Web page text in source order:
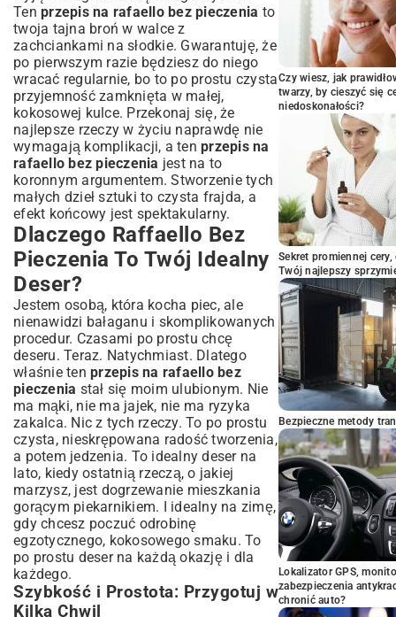
Sekretne Triki i Wskazówki Mistrza
Kuchni
Jak Osiągnąć Idealną Konsystencję?
Pomysły na Urozmaicenie Smaku Raffaello
Unikaj Typowych Błędów: Poradnik dla
Początkujących
Przechowywanie i Eleganckie
Serwowanie Raffaello
Jak Długo Zachować Świeżość Deseru?
Inspiracje na Podanie Raffaello Gościom
Raffaello Bez Pieczenia w Świecie
Deserów
Porównanie z Innymi Ciastami Bez
Pieczenia
Dlaczego Warto Wybrać Akurat Ten
Przepis?
Podsumowanie: Ciesz Się Smakiem
Domowego Raffaello!
Ten przepis na rafaello bez pieczenia to
twoja tajna broń w walce z
zachciankami na słodkie. Gwarantuję, że
po pierwszym razie będziesz do niego
wracać regularnie, bo to po prostu czysta
przyjemność zamknięta w małej,
kokosowej kulce. Przekonaj się, że
najlepsze rzeczy w życiu naprawdę nie
wymagają komplikacji, a ten przepis na
rafaello bez pieczenia jest na to
koronnym argumentem. Stworzenie tych
małych dzieł sztuki to czysta frajda, a
efekt końcowy jest spektakularny.
Dlaczego Raffaello Bez
Pieczenia To Twój Idealny
Deser?
Jestem osobą, która kocha piec, ale
nienawidzi bałaganu i skomplikowanych
procedur. Czasami po prostu chcę
deseru. Teraz. Natychmiast. Dlatego
właśnie ten przepis na rafaello bez
pieczenia stał się moim ulubionym. Nie
ma mąki, nie ma jajek, nie ma ryzyka
zakalca. Nic z tych rzeczy. To po prostu
czysta, nieskrępowana radość tworzenia,
a potem jedzenia. To idealny deser na
lato, kiedy ostatnią rzeczą, o jakiej
marzysz, jest dogrzewanie mieszkania
gorącym piekarnikiem. I idealny na zimę,
gdy chcesz poczuć odrobinę
egzotycznego, kokosowego smaku. To
po prostu deser na każdą okazję i dla
każdego.
Szybkość i Prostota: Przygotuj w
Kilka Chwil
Czy wiesz, jak
twarzy, by cieszyć się
niedoskonałości?
Sekret promiennej
Twój najlepszy
Bezpieczne metody
Lokalizator GPS,
zabezpieczenia
chronić auto?